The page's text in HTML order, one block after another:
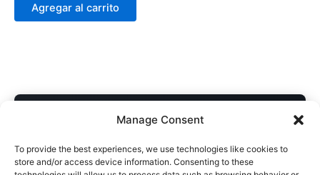
Manage Consent
To provide the best experiences, we use technologies like cookies to
store and/or access device information. Consenting to these
Agregar al carrito
COMPRA DIRECTA AL AUTOR
Descarga inmediata • Acceso desde cualquier dispositivo
Soporte personal si necesitás ayuda con el archivo